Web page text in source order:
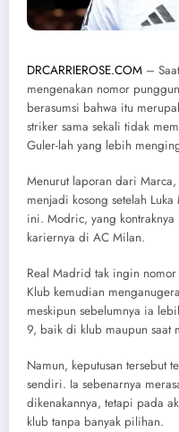
DRCARRIEROSE.COM –
mengenakan nomor
berasumsi bahwa itu
striker sama sekali tidak
Guler-lah yang lebih
Menurut laporan dari
menjadi kosong setelah
ini. Modric, yang kontraknya
kariernya di AC Milan.
Real Madrid tak ingin
Klub kemudian
meskipun sebelumnya ia
9, baik di klub maupun saat
Namun, keputusan tersebut
sendiri. Ia sebenarnya
dikenakannya, tetapi pada
klub tanpa banyak pilihan.